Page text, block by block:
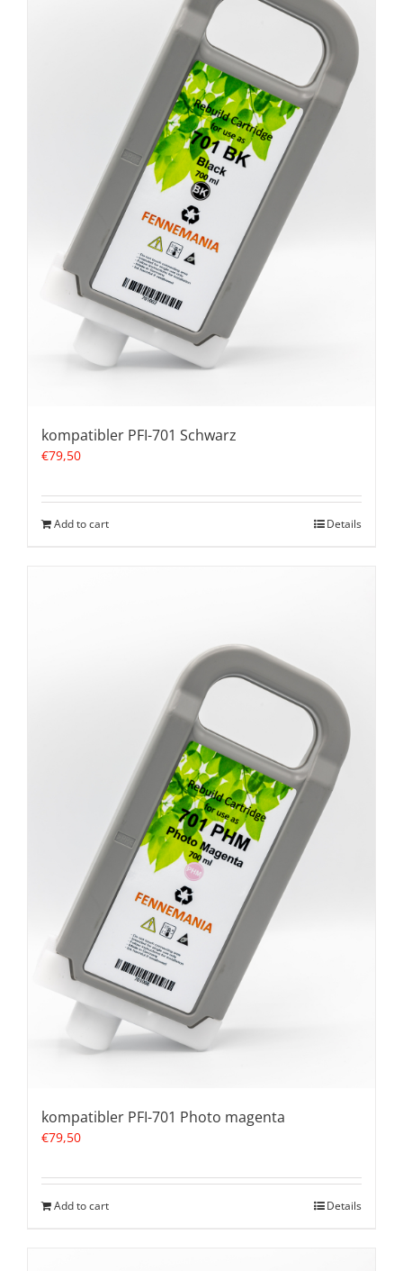
kompatibler PFI-701 Schwarz
€79,50
Add to cart Details
kompatibler PFI-701 Photo magenta
€79,50
Add to cart Details